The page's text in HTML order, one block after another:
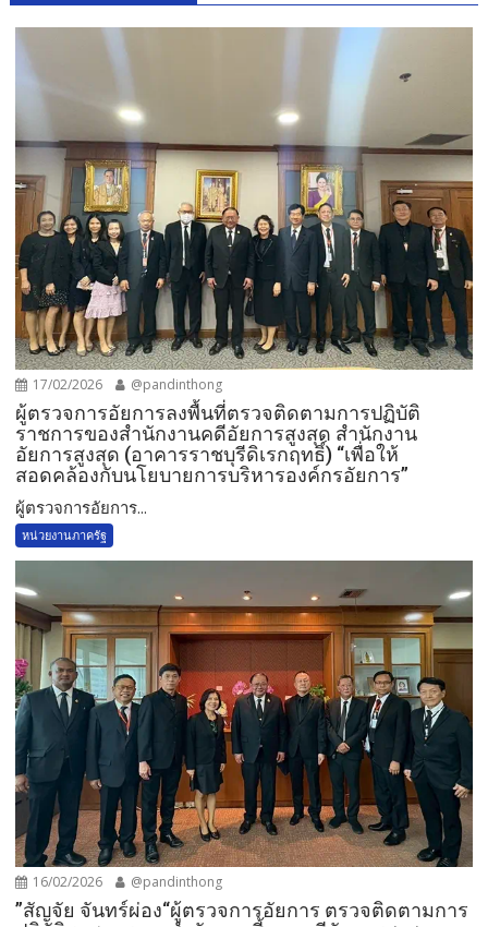
17/02/2026 @pandinthong
ผู้ตรวจการอัยการลงพื้นที่ตรวจติดตามการปฏิบัติ
ราชการของสำนักงานคดีอัยการสูงสุด สำนักงาน
อัยการสูงสุด (อาคารราชบุรีดิเรกฤทธิ์) “เพื่อให้
สอดคล้องกับนโยบายการบริหารองค์กรอัยการ”
ผู้ตรวจการอัยการ...
หน่วยงานภาครัฐ
16/02/2026 @pandinthong
”สัญจัย จันทร์ผ่อง“ผู้ตรวจการอัยการ ตรวจติดตามการ